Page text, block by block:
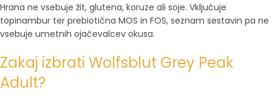
Hrana ne vsebuje žit, glutena, koruze ali soje. Vključuje
topinambur ter prebiotična MOS in FOS, seznam sestavin pa ne
vsebuje umetnih ojačevalcev okusa.
Zakaj izbrati Wolfsblut Grey Peak
Adult?